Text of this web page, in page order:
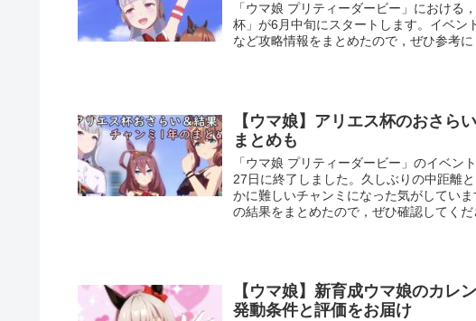
「ウマ娘 プリティーダービー」における
杯」が6月中旬にスタートします。イベン
など攻略情報をまとめたので，ぜひ参考
【ウマ娘】アリエス杯のおさら
まとめも
「ウマ娘 プリティーダービー」のイベン
27日に終了しました。久しぶりの中距離
かに難しいチャンミになった気がしてい
の結果をまとめたので，ぜひ確認してくだ
【ウマ娘】新育成ウマ娘のカ
発動条件と評価をお届け